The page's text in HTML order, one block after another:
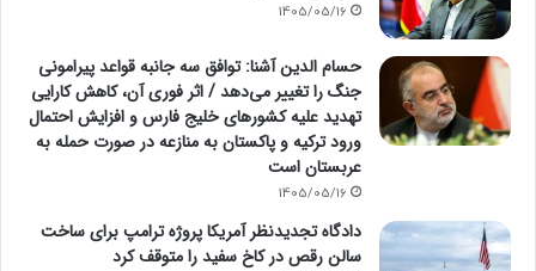
1405/05/16
حسام الدین آشنا: توافق سه جانبه قواعد پیرامونی
جنگ را تغییر می‌دهد / اثر فوری آن، کاهش کارایی
تهدید علیه کشور‌های خلیج فارس و افزایش احتمال
ورود ترکیه و پاکستان به منازعه در صورت حمله به
عربستان است
1405/05/16
دادگاه تجدیدنظر آمریکا پروژه ترامپ برای ساخت
سالن رقص در کاخ سفید را متوقف کرد